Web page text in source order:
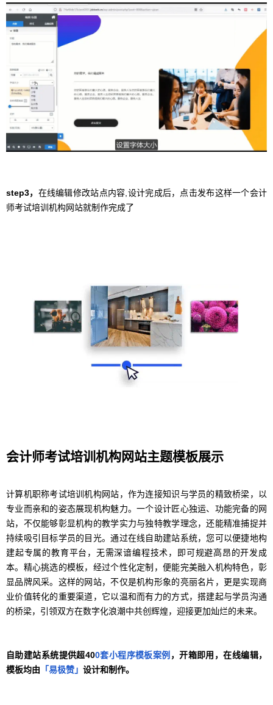
step3， 在线编辑修改站点内容,设计完成后，点击发布这样一个会计
师考试培训机构网站就制作完成了
会计师考试培训机构网站主题模板展示
计算机职称考试培训机构网站，作为连接知识与学员的精致桥梁，以
专业而亲和的姿态展现机构魅力。一个设计匠心独运、功能完备的网
站，不仅能够彰显机构的教学实力与独特教学理念，还能精准捕捉并
持续吸引目标学员的目光。通过在线自助建站系统，您可以便捷地构
建起专属的教育平台，无需深谙编程技术，即可规避高昂的开发成
本。精心挑选的模板，经过个性化定制，便能完美融入机构特色，彰
显品牌风采。这样的网站，不仅是机构形象的亮丽名片，更是实现商
业价值转化的重要渠道，它以温和而有力的方式，搭建起与学员沟通
的桥梁，引领双方在数字化浪潮中共创辉煌，迎接更加灿烂的未来。
自助建站系统提供超400套小程序模板案例 ，开箱即用，在线编辑，
模板均由 「易极赞」 设计和制作。